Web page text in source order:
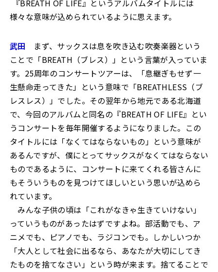
―― 『BREATH OF LIFE』というアルバムタイトルには
様々な意味が込められているように思えます。
武田 まず、サックスは息を吹き込む吹奏楽器という
ことで「BREATH（ブレス）」という言葉が入っていま
す。25周年のコンサートツアーは、「息継ぎもせず一
生懸命走ってきた」という意味で「BREATHLESS（ブ
レスレス）」でした。その翌年から地元である北海道
で、今回のアルバムと同名の『BREATH OF LIFE』とい
うコンサートを毎年開催するようになりました。この
タイトルには「なくてはならないもの」という意味が
あるんですが、僕にとってサックスがなくてはならない
ものであるように、コンサートに来てくれる皆さんに
もそういうものを見つけてほしいという思いが込めら
れています。
みんな子供の頃は「これがなきゃ生きていけない」
っていうものがあったはずですよね。部活動でも、ア
ニメでも、ピアノでも、ラジコンでも。しかしいつか
「大人として社会に出るなら、あなたが大切にしてき
たものを捨てなさい」という時が来ます。捨てることで